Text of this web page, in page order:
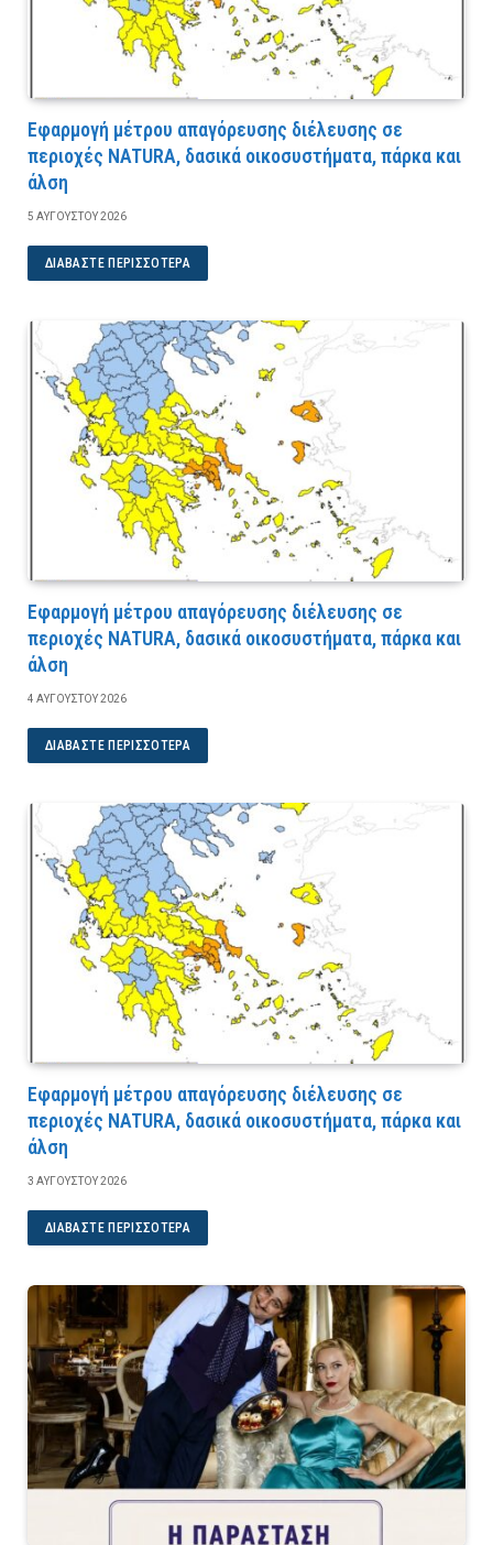
Εφαρμογή μέτρου απαγόρευσης διέλευσης σε
περιοχές NATURA, δασικά οικοσυστήματα, πάρκα και
άλση
5 ΑΥΓΟΎΣΤΟΥ 2026
ΔΙΑΒΆΣΤΕ ΠΕΡΙΣΣΌΤΕΡΑ
Εφαρμογή μέτρου απαγόρευσης διέλευσης σε
περιοχές NATURA, δασικά οικοσυστήματα, πάρκα και
άλση
4 ΑΥΓΟΎΣΤΟΥ 2026
ΔΙΑΒΆΣΤΕ ΠΕΡΙΣΣΌΤΕΡΑ
Εφαρμογή μέτρου απαγόρευσης διέλευσης σε
περιοχές NATURA, δασικά οικοσυστήματα, πάρκα και
άλση
3 ΑΥΓΟΎΣΤΟΥ 2026
ΔΙΑΒΆΣΤΕ ΠΕΡΙΣΣΌΤΕΡΑ